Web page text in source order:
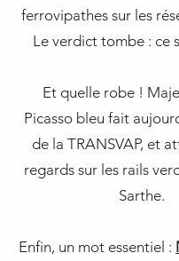
ferrovipathes sur les
Le verdict tombe : ce
Et quelle robe !
Picasso bleu fait
de la TRANSVAP, et
regards sur les rails
Sarthe.
Enfin, un mot essentiel :